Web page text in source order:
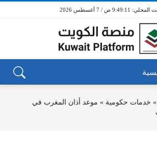
9:49:12 ص / 7 أغسطس 2026
» خدمات حكومية » موعد أذان المغرب في